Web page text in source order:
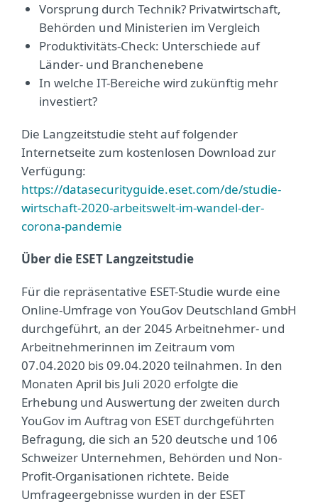
Vorsprung durch Technik? Privatwirtschaft,
Behörden und Ministerien im Vergleich
Produktivitäts-Check: Unterschiede auf
Länder- und Branchenebene
In welche IT-Bereiche wird zukünftig mehr
investiert?
Die Langzeitstudie steht auf folgender
Internetseite zum kostenlosen Download zur
Verfügung:
https://datasecurityguide.eset.com/de/studie-
wirtschaft-2020-arbeitswelt-im-wandel-der-
corona-pandemie
Über die ESET Langzeitstudie
Für die repräsentative ESET-Studie wurde eine
Online-Umfrage von YouGov Deutschland GmbH
durchgeführt, an der 2045 Arbeitnehmer- und
Arbeitnehmerinnen im Zeitraum vom
07.04.2020 bis 09.04.2020 teilnahmen. In den
Monaten April bis Juli 2020 erfolgte die
Erhebung und Auswertung der zweiten durch
YouGov im Auftrag von ESET durchgeführten
Befragung, die sich an 520 deutsche und 106
Schweizer Unternehmen, Behörden und Non-
Profit-Organisationen richtete. Beide
Umfrageergebnisse wurden in der ESET